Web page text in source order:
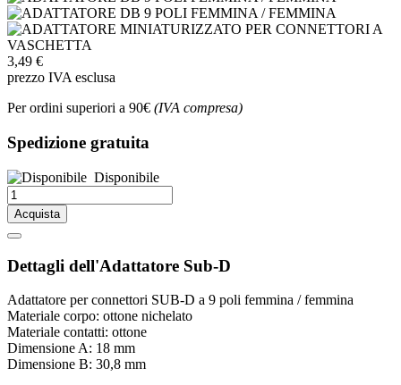
3,49 €
prezzo IVA esclusa
Per ordini superiori a 90€ (IVA compresa)
Spedizione gratuita
Disponibile
Acquista
Dettagli dell'Adattatore Sub-D
Adattatore per connettori SUB-D a 9 poli femmina / femmina
Materiale corpo: ottone nichelato
Materiale contatti: ottone
Dimensione A: 18 mm
Dimensione B: 30,8 mm